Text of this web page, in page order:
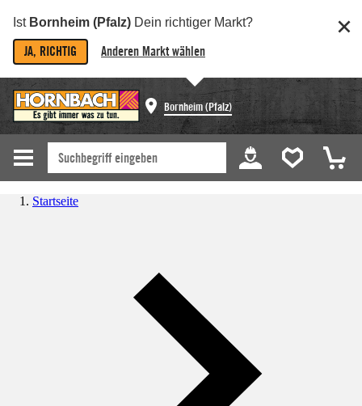
Ist Bornheim (Pfalz) Dein richtiger Markt?
JA, RICHTIG Anderen Markt wählen
Bornheim (Pfalz)
Startseite